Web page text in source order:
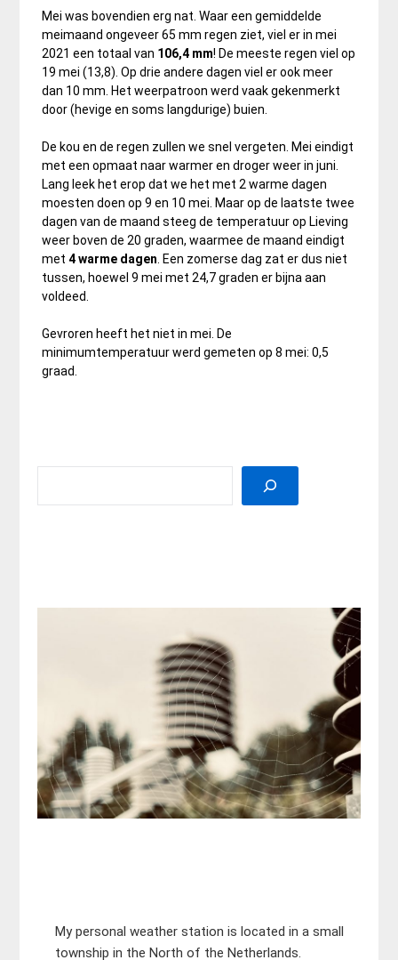
Mei was bovendien erg nat. Waar een gemiddelde
meimaand ongeveer 65 mm regen ziet, viel er in mei
2021 een totaal van 106,4 mm! De meeste regen viel op
19 mei (13,8). Op drie andere dagen viel er ook meer
dan 10 mm. Het weerpatroon werd vaak gekenmerkt
door (hevige en soms langdurige) buien.
De kou en de regen zullen we snel vergeten. Mei eindigt
met een opmaat naar warmer en droger weer in juni.
Lang leek het erop dat we het met 2 warme dagen
moesten doen op 9 en 10 mei. Maar op de laatste twee
dagen van de maand steeg de temperatuur op Lieving
weer boven de 20 graden, waarmee de maand eindigt
met4 warme dagen . Een zomerse dag zat er dus niet
tussen, hoewel 9 mei met 24,7 graden er bijna aan
voldeed.
Gevroren heeft het niet in mei. De
minimumtemperatuur werd gemeten op 8 mei: 0,5
graad.
My personal weather station is located in a small
township in the North of the Netherlands.